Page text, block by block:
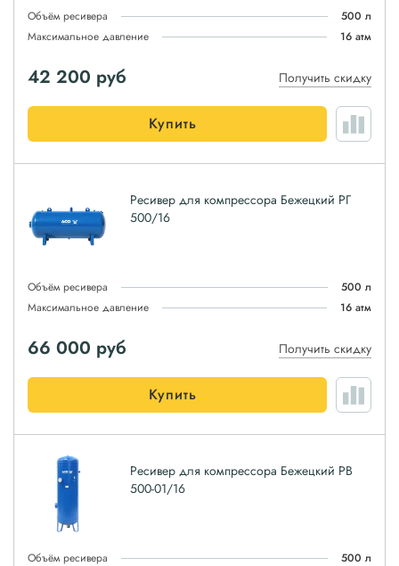
Объём ресивера
500 л
Максимальное давление
16 атм
42 200 руб Получить скидку
Купить
Ресивер для компрессора Бежецкий РГ
500/16
Объём ресивера
500 л
Максимальное давление
16 атм
66 000 руб Получить скидку
Купить
Ресивер для компрессора Бежецкий РВ
500-01/16
Объём ресивера
500 л